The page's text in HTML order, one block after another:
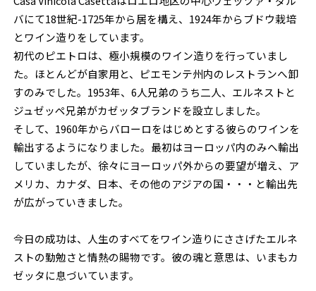
バにて18世紀-1725年から居を構え、1924年からブドウ栽培
とワイン造りをしています。
初代のピエトロは、極小規模のワイン造りを行っていまし
た。ほとんどが自家用と、ピエモンテ州内のレストランへ卸
すのみでした。1953年、6人兄弟のうち二人、エルネストと
ジュゼッペ兄弟がカゼッタブランドを設立しました。
そして、1960年からバローロをはじめとする彼らのワインを
輸出するようになりました。最初はヨーロッパ内のみへ輸出
していましたが、徐々にヨーロッパ外からの要望が増え、ア
メリカ、カナダ、日本、その他のアジアの国・・・と輸出先
が広がっていきました。
今日の成功は、人生のすべてをワイン造りにささげたエルネ
ストの勤勉さと情熱の賜物です。彼の魂と意思は、いまもカ
ゼッタに息づいています。